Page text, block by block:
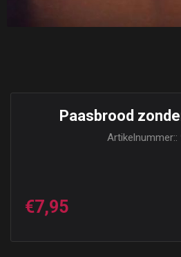
Paasbrood
Artikelnummer::
€7,95